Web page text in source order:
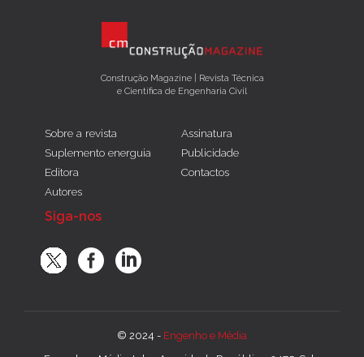
Construção Magazine | Revista Técnica
e Científica de Engenharia Civil
Sobre a revista
Suplemento energuia
Editora
Autores
Assinatura
Publicidade
Contactos
Siga-nos
© 2024 - Engenho e Média